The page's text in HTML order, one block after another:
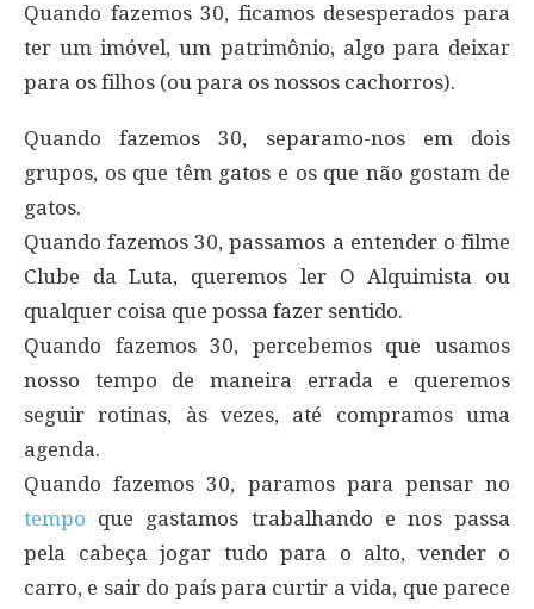
Quando fazemos 30, ficamos desesperados para
ter um imóvel, um patrimônio, algo para deixar
para os filhos (ou para os nossos cachorros).
Quando fazemos 30, separamo-nos em dois
grupos, os que têm gatos e os que não gostam de
gatos.
Quando fazemos 30, passamos a entender o filme
Clube da Luta, queremos ler O Alquimista ou
qualquer coisa que possa fazer sentido.
Quando fazemos 30, percebemos que usamos
nosso tempo de maneira errada e queremos
seguir rotinas, às vezes, até compramos uma
agenda.
Quando fazemos 30, paramos para pensar no
tempo que gastamos trabalhando e nos passa
pela cabeça jogar tudo para o alto, vender o
carro, e sair do país para curtir a vida, que parece